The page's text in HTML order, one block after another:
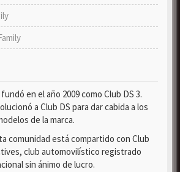
en el año 2009 como Club DS 3.
a Club DS para dar cabida a los
de la marca.
comunidad está compartido con Club
club automovilístico registrado
sin ánimo de lucro.